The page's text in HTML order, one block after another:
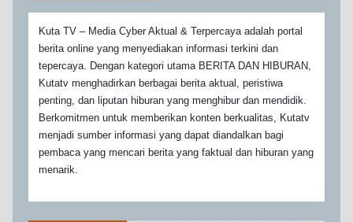
Kuta TV – Media Cyber Aktual & Terpercaya adalah portal
berita online yang menyediakan informasi terkini dan
tepercaya. Dengan kategori utama BERITA DAN HIBURAN,
Kutatv menghadirkan berbagai berita aktual, peristiwa
penting, dan liputan hiburan yang menghibur dan mendidik.
Berkomitmen untuk memberikan konten berkualitas, Kutatv
menjadi sumber informasi yang dapat diandalkan bagi
pembaca yang mencari berita yang faktual dan hiburan yang
menarik.